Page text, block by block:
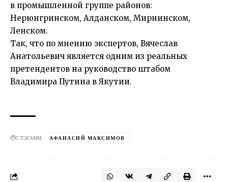
в промышленной группе районов:
Нерюнгринском, Алданском, Мирнинском,
Ленском.
Так, что по мнению экспертов, Вячеслав
Анатольевич является одним из реальных
претендентов на руководство штабом
Владимира Путина в Якутии.
С ТЭГАМИ: АФАНАСИЙ МАКСИМОВ